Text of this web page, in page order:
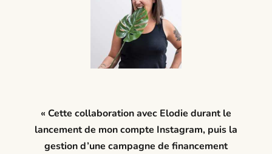
« Cette collaboration avec Elodie durant le
lancement de mon compte Instagram, puis la
gestion d’une campagne de financement